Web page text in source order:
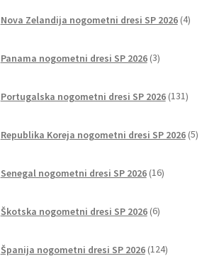
Nova Zelandija nogometni dresi SP 2026 4izdelki
Panama nogometni dresi SP 2026 3izdelki
Portugalska nogometni dresi SP 2026 131
Republika Koreja nogometni dresi SP 2026 5
Senegal nogometni dresi SP 2026 16izdelkov
Škotska nogometni dresi SP 2026 6izdelkov
Španija nogometni dresi SP 2026 124izdelkov